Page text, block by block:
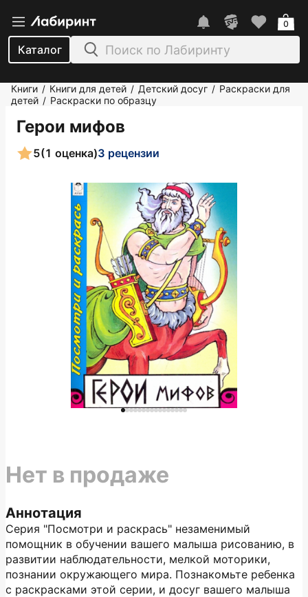
Каталог
0
Книги / Книги для детей / Детский досуг / Раскраски для
детей / Раскраски по образцу
Герои мифов
5(1 оценка)3 рецензии
Аннотация
Серия "Посмотри и раскрась" незаменимый
помощник в обучении вашего малыша рисованию, в
развитии наблюдательности, мелкой моторики,
познании окружающего мира. Познакомьте ребенка
с раскрасками этой серии, и досуг вашего малыша
Нет в продаже